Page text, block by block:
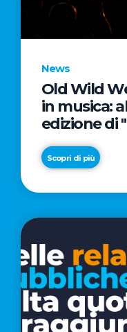
News
Old Wild
in musica:
edizione di
prestigiose
Radio Italia
Scopri di più